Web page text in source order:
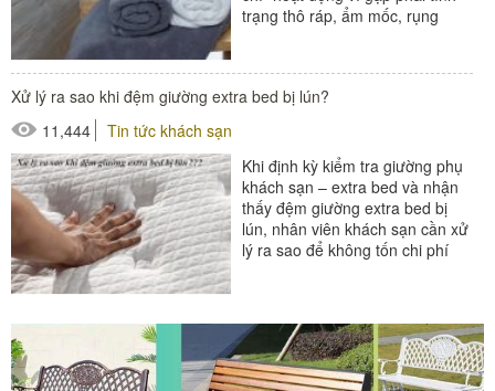
trạng thô ráp, ẩm mốc, rụng
#áo choàng tắm
#khăn khách sạn
Xử lý ra sao khi đệm giường extra bed bị lún?
11,444
Tin tức khách sạn
Khi định kỳ kiểm tra giường phụ
khách sạn – extra bed và nhận
thấy đệm giường extra bed bị
lún, nhân viên khách sạn cần xử
lý ra sao để không tốn chi phí
#giường phụ khách sạn